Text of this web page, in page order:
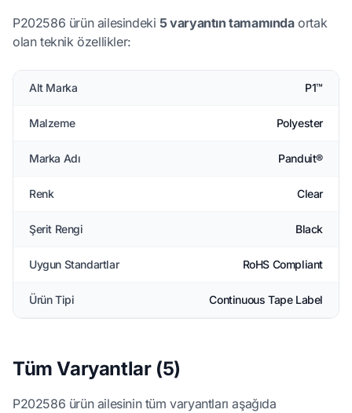
P202586 ürün ailesindeki 5 varyantın tamamındaortak
olan teknik özellikler:
Alt Marka P1™
Malzeme Polyester
Marka Adı Panduit®
Renk Clear
Şerit Rengi Black
Uygun Standartlar RoHS Compliant
Ürün Tipi Continuous Tape Label
Tüm Varyantlar (5)
P202586 ürün ailesinin tüm varyantları aşağıda